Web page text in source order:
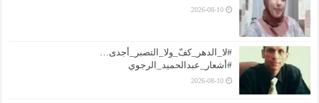
2026-08-10
#لا_الدهر_كفّ_ولا_التصبر_أجدى…
#أشعار_عبدالحميد_الرجوي
2026-08-10